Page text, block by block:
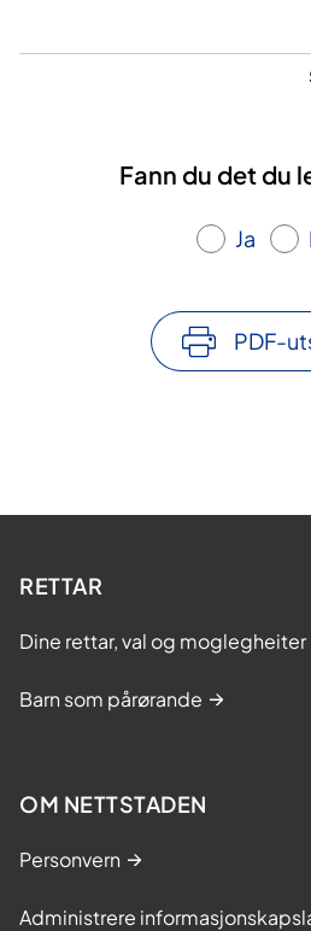
Fann du det du
Ja
PDF-
RETTAR
Dine rettar, val og moglegheiter
Barn som pårørande
OM NETTSTADEN
Personvern
Administrere